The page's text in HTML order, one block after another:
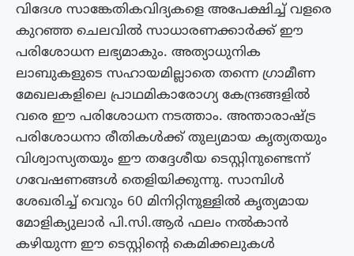
വിദേശ സാങ്കേതികവിദ്യകളെ അപേക്ഷിച്ച് വളരെ
കുറഞ്ഞ ചെലവിൽ സാധാരണക്കാർക്ക് ഈ
പരിശോധന ലഭ്യമാകും. അത്യാധുനിക
ലാബുകളുടെ സഹായമില്ലാതെ തന്നെ ഗ്രാമീണ
മേഖലകളിലെ പ്രാഥമികാരോഗ്യ കേന്ദ്രങ്ങളിൽ
വരെ ഈ പരിശോധന നടത്താം. അന്താരാഷ്ട്ര
പരിശോധനാ രീതികൾക്ക് തുല്യമായ കൃത്യതയും
വിശ്വാസ്യതയും ഈ തദ്ദേശീയ ടെസ്റ്റിനുണ്ടെന്ന്
ഗവേഷണങ്ങൾ തെളിയിക്കുന്നു. സാമ്പിൾ
ശേഖരിച്ച് വെറും 60 മിനിറ്റിനുള്ളിൽ കൃത്യമായ
മോളിക്യുലാർ പി.സി.ആർ ഫലം നൽകാൻ
കഴിയുന്ന ഈ ടെസ്റ്റിൻ്റെ കെമിക്കലുകൾ